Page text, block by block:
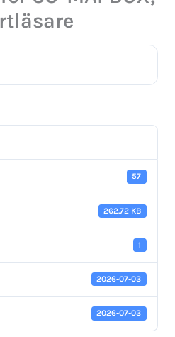
57
262.72 KB
1
2026-07-03
2026-07-03